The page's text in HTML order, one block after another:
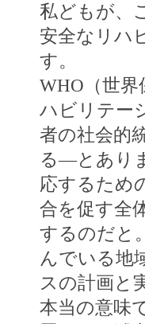
私どもが、
安全なリハ
す。
WHO（世
ハビリテー
者の社会的
る―とあり
応するため
合を促す全
するのだと
んでいる地
スの計画と
本当の意味